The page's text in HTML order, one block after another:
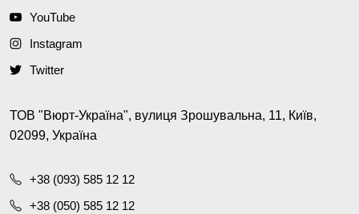
YouTube
Instagram
Twitter
ТОВ "Вюрт-Україна", вулиця Зрошувальна, 11, Київ,
02099, Україна
+38 (093) 585 12 12
+38 (050) 585 12 12